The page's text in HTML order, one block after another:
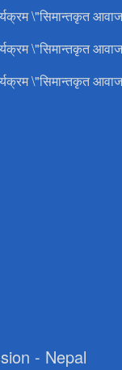
\"सिमान्तकृत
\"सिमान्तकृत
\"सिमान्तकृत
- Nepal